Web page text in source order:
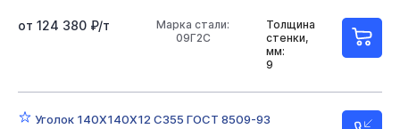
20 мм 25 мм
Длина 12000 мм Равнополочные
Толщина
стенки,
мм:
9
Марка стали:
09Г2С
от 124 380 ₽/т
Уголок 140Х140Х12 С355 ГОСТ 8509-93